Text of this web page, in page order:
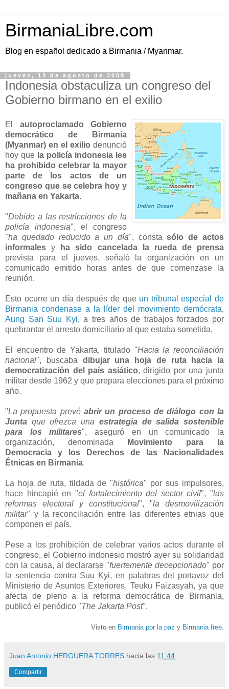
BirmaniaLibre.com
Blog en español dedicado a Birmania / Myanmar.
jueves, 13 de agosto de 2009
Indonesia obstaculiza un congreso del
Gobierno birmano en el exilio
El autoproclamado Gobierno
democrático de Birmania
(Myanmar) en el exilio denunció
hoy que la policía indonesia les
ha prohibido celebrar la mayor
parte de los actos de un
congreso que se celebra hoy y
mañana en Yakarta.
"Debido a las restricciones de la
policía indonesia", el congreso
"ha quedado reducido a un día", constasólo de actos
informales y
ha sido cancelada la rueda de prensa
prevista para el jueves, señaló la organización en un
comunicado emitido horas antes de que comenzase la
reunión.
Esto ocurre un día después de que un tribunal especial de
Birmania condenase a la líder del movimiento demócrata,
Aung San Suu Kyi, a tres años de trabajos forzados por
quebrantar el arresto domiciliario al que estaba sometida.
El encuentro de Yakarta, titulado "Hacia la reconciliación
nacional", buscaba dibujar una hoja de ruta hacia la
democratización del país asiático, dirigido por una junta
militar desde 1962 y que prepara elecciones para el próximo
año.
"La propuesta prevé abrir un proceso de diálogo con la
Junta que ofrezca una estrategia de salida sostenible
para los militares", aseguró en un comunicado la
organización, denominada
Movimiento para la
Democracia y los Derechos de las Nacionalidades
Étnicas en Birmania.
La hoja de ruta, tildada de "histórica" por sus impulsores,
hace hincapié en "el fortalecimiento del sector civil", "las
reformas electoral y constitucional", "la desmovilización
militar" y la reconciliación entre las diferentes etnias que
componen el país.
Pese a los prohibición de celebrar varios actos durante el
congreso, el Gobierno indonesio mostró ayer su solidaridad
con la causa, al declararse "fuertemente decepcionado" por
la sentencia contra Suu Kyi, en palabras del portavoz del
Ministerio de Asuntos Exteriores, Teuku Faizasyah, ya que
afecta de pleno a la reforma democrática de Birmania,
publicó el periódico "The Jakarta Post".
Visto en Birmania por la paz y Birmania free
Juan Antonio HERGUERA TORRES hacia las 11:44
Compartir